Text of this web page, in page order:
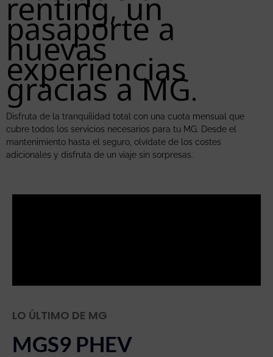
pasaporte a
nuevas
experiencias
gracias a MG.
Disfruta de la tranquilidad total con una cuota mensual que
cubre todos los servicios necesarios para tu MG. Desde el
mantenimiento hasta el seguro, olvídate de los costes
adicionales y disfruta de un viaje sin sorpresas.
LO ÚLTIMO DE MG
MGS9 PHEV